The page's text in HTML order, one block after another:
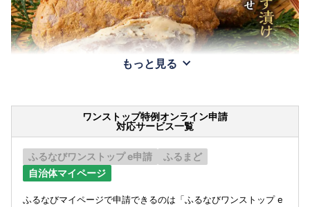
もっと見る
ワンストップ特例オンライン申請
対応サービス一覧
ふるなびワンストップ e申請
ふるまど
自治体マイページ
ふるなびマイページで申請できるのは「ふるなびワンストップ e